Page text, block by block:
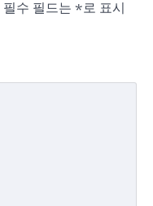
필수 필드는 *로 표시